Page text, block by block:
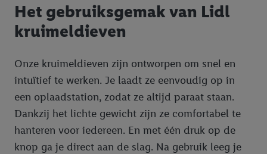
Het gebruiksgemak van Lidl
kruimeldieven
Onze kruimeldieven zijn ontworpen om snel en
intuïtief te werken. Je laadt ze eenvoudig op in
een oplaadstation, zodat ze altijd paraat staan.
Dankzij het lichte gewicht zijn ze comfortabel te
hanteren voor iedereen. En met één druk op de
knop ga je direct aan de slag. Na gebruik leeg je